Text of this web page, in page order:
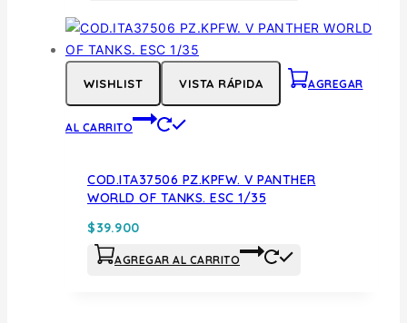
WISHLIST VISTA RÁPIDA AGREGAR
AL CARRITO
COD.ITA37506 PZ.KPFW. V PANTHER
WORLD OF TANKS. ESC 1/35
$39.900
AGREGAR AL CARRITO